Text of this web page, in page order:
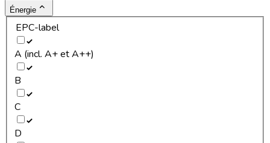
Énergie
EPC-label
A (incl. A+ et A++)
B
C
D